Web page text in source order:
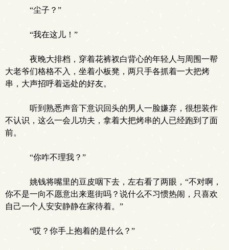
“尘子？”
“我在这儿！”
夜晚大排档，穿着花裤衩白背心的年轻人与周围一帮
大老爷们格格不入，坐着小板凳，两只手各抓着一大把烤
串，大声招呼着远处的好友。
听到熟悉声音下意识回头的男人一脸嫌弃，很想装作
不认识，这么一会儿功夫，拿着大把烤串的人已经跑到了面
前。
“你咋不理我？”
姚钱将嘴里的豆皮咽下去，左右看了两眼，“不对啊，
你不是一向不愿意出来逛街吗？说什么不习惯热闹，只喜欢
自己一个人安安静静在家待着。”
“哎？你手上抱着的是什么？”